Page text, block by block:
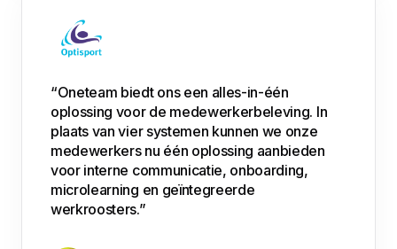
“Oneteam biedt ons een alles-in-één
oplossing voor de medewerkerbeleving. In
plaats van vier systemen kunnen we onze
medewerkers nu één oplossing aanbieden
voor interne communicatie, onboarding,
microlearning en geïntegreerde
werkroosters.”